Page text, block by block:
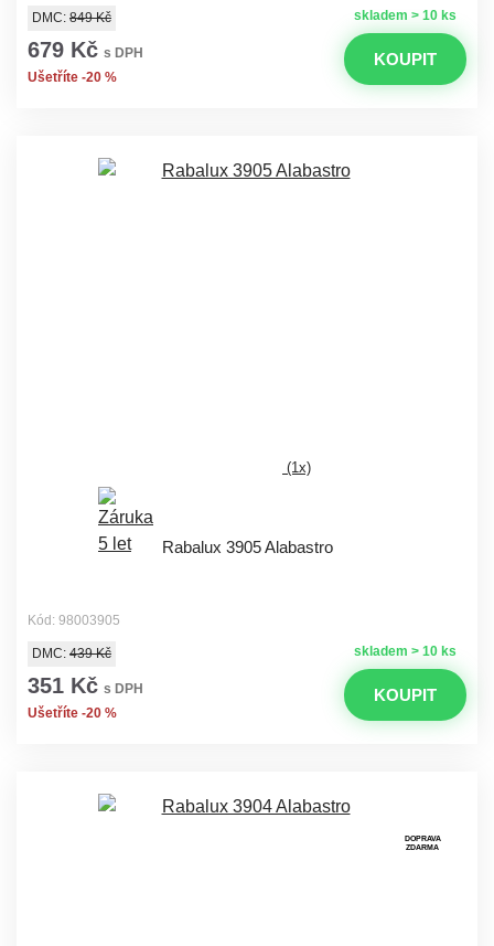
skladem > 10 ks
DMC: 849 Kč
679 Kč s DPH
Ušetříte -20 %
KOUPIT
(1x)
Rabalux 3905 Alabastro
Kód: 98003905
skladem > 10 ks
DMC: 439 Kč
351 Kč s DPH
Ušetříte -20 %
KOUPIT
DOPRAVA
ZDARMA